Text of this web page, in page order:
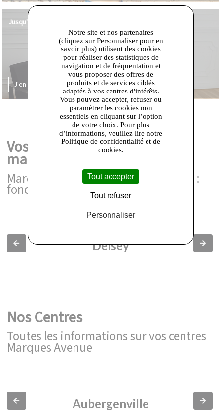
Jusqu'à -91% de remise
J'en profite ✨
Vos marques préférées sur
marquesavenue.com
Marques iconiques, prix imbattables :
foncez !
Delsey
Slide précédente Slide
Nos Centres
Toutes les informations sur vos centres
Marques Avenue
Aubergenville
Slide précédente Slide
Notre site et nos partenaires
(cliquez sur Personnaliser pour en
savoir plus) utilisent des cookies
pour réaliser des statistiques de
navigation et de fréquentation et
vous proposer des offres de
produits et de services ciblés
adaptés à vos centres d'intérêts.
Vous pouvez accepter, refuser ou
paramétrer les cookies non
essentiels en cliquant sur l’option
de votre choix. Pour plus
d’informations, veuillez lire notre
Politique de confidentialité et de
cookies.
Tout accepter
Tout refuser
Personnaliser